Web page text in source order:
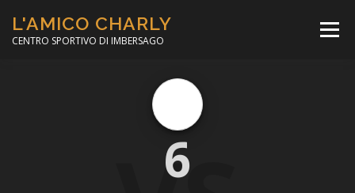
contenuto
L'AMICO CHARLY
CENTRO SPORTIVO DI IMBERSAGO
Menù
CORSO CALCIO A 5
MINIBASKET
6